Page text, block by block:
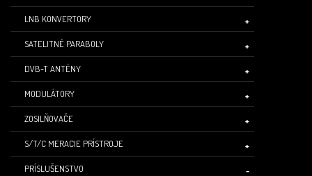
LNB KONVERTORY
SATELITNÉ PARABOLY
DVB-T ANTÉNY
MODULÁTORY
ZOSILŇOVAČE
S/T/C MERACIE PRÍSTROJE
PRÍSLUŠENSTVO